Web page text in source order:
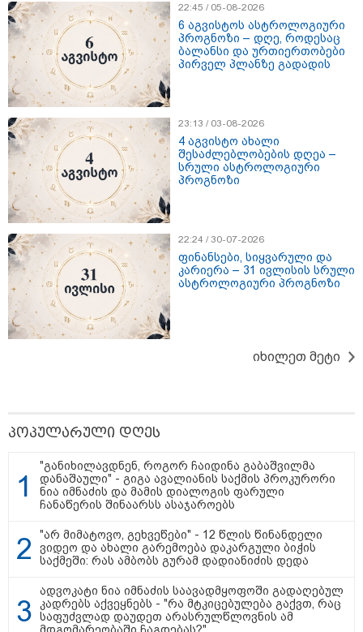
"დასავლეთმა საქართველო ჩვენ წინააღმდეგ
გეოპოლიტიკური ბრძოლის უგუნურ იარაღად
გამოიყენა" - დიმიტრი მედვედევი
21:17 / 08-08-2026
აშშ-მა საქართველოში
დაფუძნებული კრიპტოკომპანია
დაასანქცირა
16:41 / 08-08-2026
"კაპროვანში ზღვამ კიდევ ერთი
ჭურვი გამორიყა, ადგილზე
"რუსეთმა განახორციელა
საქართველოს ტერიტორიების
20%-ის ოკუპაცია და
სააკაშვილის, მისი რეჟიმის
გადაფარავს ამ დანაშაულს" -
ირაკლი კობახიძე
"ძალიან ბევრ ინფორმაციას
ვიღებთ ხალხისგან" - რას წერს
ადვოკატი ტარიელ კაკაბაძე
22:45 / 05-08-2026
6 აგვისტოს ასტროლოგიური
პროგნოზი – დღე, როდესაც
ბალანსი და ურთიერთობები
პირველ პლანზე გადადის
23:13 / 03-08-2026
4 აგვისტო ახალი
შესაძლებლობების დღეა –
სრული ასტროლოგიური
პროგნოზი
22:24 / 30-07-2026
ფინანსები, სიყვარული და
კარიერა – 31 ივლისის სრული
ასტროლოგიური პროგნოზი
იხილეთ მეტი
პოპულარული დღეს
"განიხილავდნენ, როგორ ჩაიდინა გაბაშვილმა
დანაშაული" - გიგა ავალიანის საქმის პროკურორი
ნია იმნაძის და მამის დიალოგის ფარული
ჩანაწერის შინაარსს ასაჯაროებს
"არ მიმატოვო, გეხვეწები" - 12 წლის წინანდელი
ვიდეო და ახალი გარემოება დაკარგული ბიჭის
საქმეში: რას ამბობს გურამ დადიანიძის დედა
ადვოკატი ნია იმნაძის საავადმყოფოში გადაღებულ
კადრებს აქვეყნებს - "რა მტკიცებულება გაქვთ, რაც
საფუძვლად დაუდეთ არასრულწლოვნის ამ
მდგომარეობაში ჩაგდებას?"